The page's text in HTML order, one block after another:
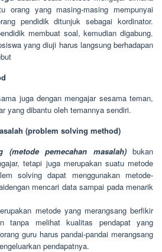
orang yang masing-masing mempunyai
pendidik ditunjuk sebagai kordinator.
membuat soal, kemudian digabung.
yang diuji harus langsung berhadapan
juga dengan mengajar sesama teman,
yang dibantu oleh temannya sendiri.
(problem solving method)
pemecahan masalah)bukan
tetapi juga merupakan suatu metode
solving dapat menggunakan metode-
mencari data sampai pada menarik
metode yang merangsang berfikir
tanpa melihat kualitas pendapat yang
guru harus pandai-pandai merangsang
pendapatnya.